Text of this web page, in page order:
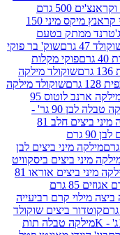
קרם שוקולד לשמרים וקראנצ'ים 500 גרם
פניני קראנץ מיקס מיני 150
בטעם
שוק' בר פוקי
מקלות
מילקה
שוקולד מילקה
מילקה ארנב לוטוס 95
שוקולד מילקה טבלה לבן 90 גר' -
מילקה מיני ביצים חלב 81
ביצים לבן
ביסקוויט
מילקה מיני ביצים אוראו 81
מילקה קרם אגוזים 85 גרם
רביעייה
שוקולד
טבלה תות